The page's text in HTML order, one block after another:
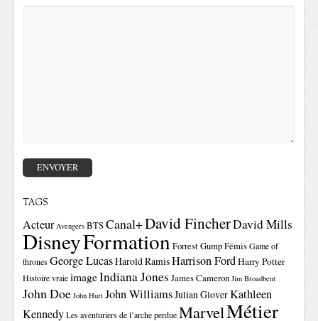
TAGS
Acteur Avengers BTSCanal+David FincherDavid Mills
DisneyFormationForrest GumpFémis Game of
thrones George LucasHarold RamisHarrison FordHarry Potter
Histoire vraie imageIndiana Jones James Cameron Jim Broadbent
John Doe John Hurt John WilliamsJulian GloverKathleen
Kennedy Les aventuriers de l’arche perdue MarvelMétier